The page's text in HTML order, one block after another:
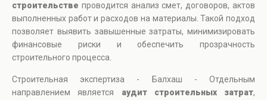
строительстве проводится анализ смет, договоров, актов
выполненных работ и расходов на материалы. Такой подход
позволяет выявить завышенные затраты, минимизировать
финансовые риски и обеспечить прозрачность
строительного процесса.
Строительная экспертиза - Балхаш - Отдельным
направлением является аудит строительных затрат,